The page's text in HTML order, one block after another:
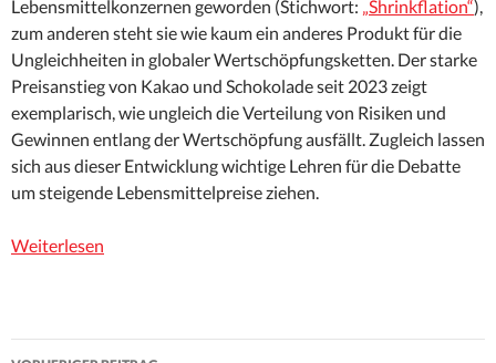
Lebensmittelkonzernen geworden (Stichwort: „Shrinkflation“),
zum anderen steht sie wie kaum ein anderes Produkt für die
Ungleichheiten in globaler Wertschöpfungsketten. Der starke
Preisanstieg von Kakao und Schokolade seit 2023 zeigt
exemplarisch, wie ungleich die Verteilung von Risiken und
Gewinnen entlang der Wertschöpfung ausfällt. Zugleich lassen
sich aus dieser Entwicklung wichtige Lehren für die Debatte
um steigende Lebensmittelpreise ziehen.
Weiterlesen